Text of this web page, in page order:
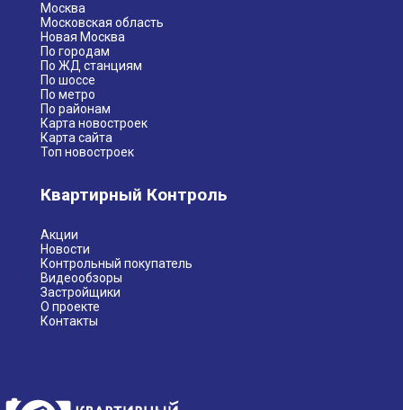
Москва
Московская область
Новая Москва
По городам
По ЖД станциям
По шоссе
По метро
По районам
Карта новостроек
Карта сайта
Топ новостроек
Квартирный Контроль
Акции
Новости
Контрольный покупатель
Видеообзоры
Застройщики
О проекте
Контакты